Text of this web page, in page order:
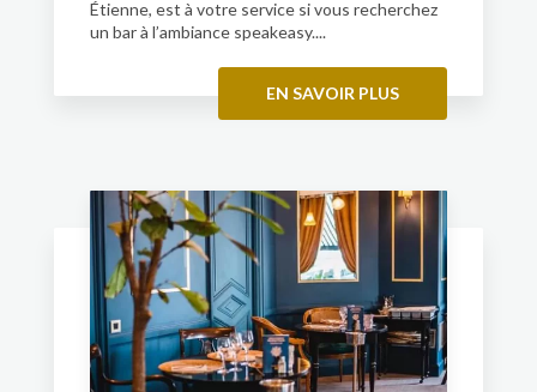
Étienne, est à votre service si vous recherchez
un bar à l’ambiance speakeasy....
EN SAVOIR PLUS